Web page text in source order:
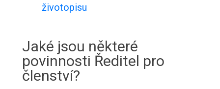
životopisu
Jaké jsou některé
povinnosti Ředitel pro
členství?